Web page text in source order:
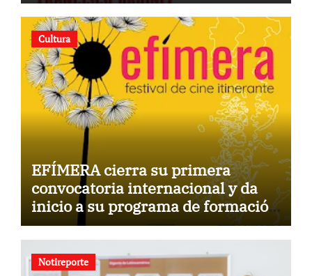
Cultura
EFÍMERA cierra su primera
convocatoria internacional y da
inicio a su programa de formación
para la comunidad
Notireporte